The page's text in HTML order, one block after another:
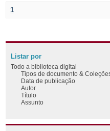
1
Listar por
Todo a biblioteca digital
Tipos de documento &
Data de publicação
Autor
Título
Assunto